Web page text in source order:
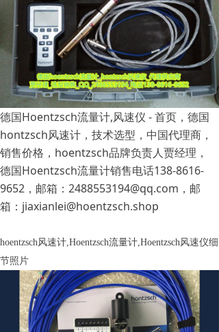
德国Hoentzsch流量计,风速仪 - 首页，德国
hontzsch风速计，技术选型，中国代理商，
销售价格，hoentzsch品牌负责人贾经理，
德国Hoentzsch流量计销售电话138-8616-
9652，邮箱：2488553194@qq.com，邮
箱：jiaxianlei@hoentzsch.shop
hoentzsch风速计,Hoentzsch流量计,Hoentzsch风速仪细
节照片